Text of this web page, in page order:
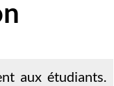
aux étudiants.